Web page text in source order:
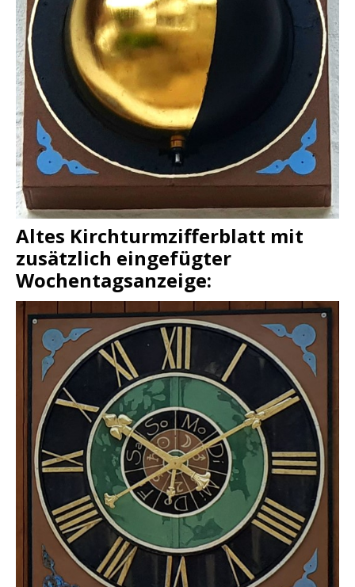
Altes Kirchturmzifferblatt mit
zusätzlich eingefügter
Wochentagsanzeige: